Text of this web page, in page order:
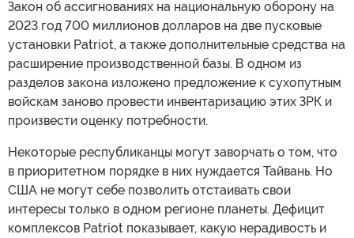
Закон об ассигнованиях на национальную оборону на
2023 год 700 миллионов долларов на две пусковые
установки Patriot, а также дополнительные средства на
расширение производственной базы. В одном из
разделов закона изложено предложение к сухопутным
войскам заново провести инвентаризацию этих ЗРК и
произвести оценку потребности.
Некоторые республиканцы могут заворчать о том, что
в приоритетном порядке в них нуждается Тайвань. Но
США не могут себе позволить отстаивать свои
интересы только в одном регионе планеты. Дефицит
комплексов Patriot показывает, какую нерадивость и